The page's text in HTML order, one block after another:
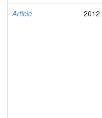
Article
2012